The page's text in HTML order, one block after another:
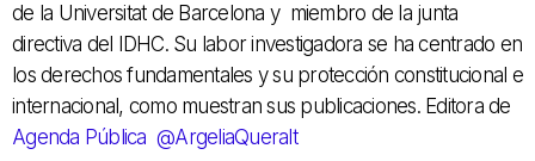
de la Universitat de Barcelona y miembro de la junta
directiva del IDHC. Su labor investigadora se ha centrado en
los derechos fundamentales y su protección constitucional e
internacional, como muestran sus publicaciones. Editora de
Agenda Pública @ArgeliaQueralt